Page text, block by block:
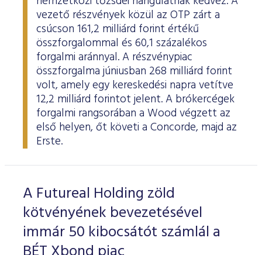
vezető részvények közül az OTP zárt a
csúcson 161,2 milliárd forint értékű
összforgalommal és 60,1 százalékos
forgalmi aránnyal. A részvénypiac
összforgalma júniusban 268 milliárd forint
volt, amely egy kereskedési napra vetítve
12,2 milliárd forintot jelent. A brókercégek
forgalmi rangsorában a Wood végzett az
első helyen, őt követi a Concorde, majd az
Erste.
A Futureal Holding zöld
kötvényének bevezetésével
immár 50 kibocsátót számlál a